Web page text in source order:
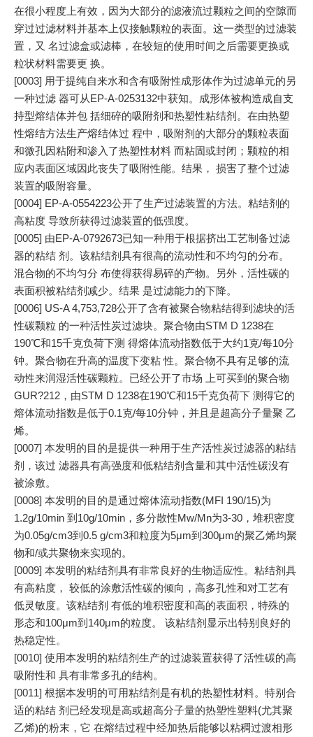
在很小程度上有效，因为大部分的滤液流过颗粒之间的空隙而
穿过过滤材料并基本上仅接触颗粒的表面。这一类型的过滤装
置，又 名过滤盒或滤棒，在较短的使用时间之后需要更换或
粒状材料需要更 换。
[0003] 用于提纯自来水和含有吸附性成形体作为过滤单元的另
一种过滤 器可从EP-A-0253132中获知。成形体被构造成自支
持型熔结体并包 括细碎的吸附剂和热塑性粘结剂。在由热塑
性熔结方法生产熔结体过 程中，吸附剂的大部分的颗粒表面
和微孔因粘附和渗入了热塑性材料 而粘固或封闭；颗粒的相
应内表面区域因此丧失了吸附性能。结果， 损害了整个过滤
装置的吸附容量。
[0004] EP-A-0554223公开了生产过滤装置的方法。粘结剂的
高粘度 导致所获得过滤装置的低强度。
[0005] 由EP-A-0792673已知一种用于根据挤出工艺制备过滤
器的粘结 剂。该粘结剂具有很高的流动性和不均匀的分布。
混合物的不均匀分 布使得获得易碎的产物。另外，活性碳的
表面积被粘结剂减少。结果 是过滤能力的下降。
[0006] US-A 4,753,728公开了含有被聚合物粘结得到滤块的活
性碳颗粒 的一种活性炭过滤块。聚合物由STM D 1238在
190℃和15千克负荷下测 得熔体流动指数低于大约1克/每10分
钟。聚合物在升高的温度下变粘 性。聚合物不具有足够的流
动性来润湿活性碳颗粒。已经公开了市场 上可买到的聚合物
GUR?212，由STM D 1238在190℃和15千克负荷下 测得它的
熔体流动指数是低于0.1克/每10分钟，并且是超高分子量聚 乙
烯。
[0007] 本发明的目的是提供一种用于生产活性炭过滤器的粘结
剂，该过 滤器具有高强度和低粘结剂含量和其中活性碳没有
被涂敷。
[0008] 本发明的目的是通过熔体流动指数(MFI 190/15)为
1.2g/10min 到10g/10min，多分散性Mw/Mn为3-30，堆积密度
为0.05g/cm3到0.5 g/cm3和粒度为5μm到300μm的聚乙烯均聚
物和/或共聚物来实现的。
[0009] 本发明的粘结剂具有非常良好的生物适应性。粘结剂具
有高粘度， 较低的涂敷活性碳的倾向，高多孔性和对工艺有
低灵敏度。该粘结剂 有低的堆积密度和高的表面积，特殊的
形态和100μm到140μm的粒度。 该粘结剂显示出特别良好的
热稳定性。
[0010] 使用本发明的粘结剂生产的过滤装置获得了活性碳的高
吸附性和 具有非常多孔的结构。
[0011] 根据本发明的可用粘结剂是有机的热塑性材料。特别合
适的粘结 剂已经发现是高或超高分子量的热塑性塑料(尤其聚
乙烯)的粉末，它 在熔结过程中经加热后能够以粘稠过渡相形